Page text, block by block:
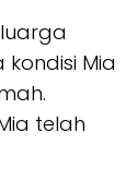
Mia
telah